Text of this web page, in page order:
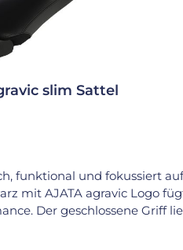
slim Sattel
funktional und fokussiert
mit AJATA agravic Logo
Der geschlossene Griff